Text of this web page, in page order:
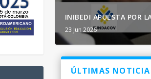
INIBEDI APUESTA POR
23 Jun 2026
ÚLTIMAS